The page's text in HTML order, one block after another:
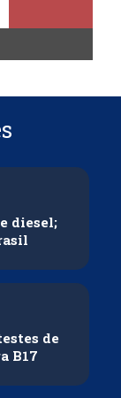
diesel;
de
B17